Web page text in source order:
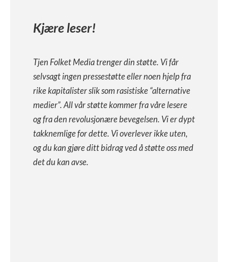
Kjære leser!
Tjen Folket Media trenger din støtte. Vi får
selvsagt ingen pressestøtte eller noen hjelp fra
rike kapitalister slik som rasistiske “alternative
medier”. All vår støtte kommer fra våre lesere
og fra den revolusjonære bevegelsen. Vi er dypt
takknemlige for dette. Vi overlever ikke uten,
og du kan gjøre ditt bidrag ved å støtte oss med
det du kan avse.